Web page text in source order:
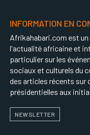
INFORMATION EN
Afrikahabari.com est
l'actualité africaine et
particulier sur les
sociaux et culturels du
des articles récents sur
présidentielles aux
NEWSLETTER